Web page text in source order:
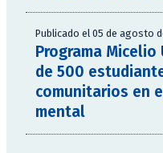
Publicado el 05 de agosto
Programa Micelio
de 500
comunitarios en
mental